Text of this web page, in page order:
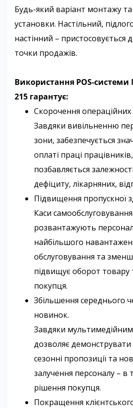
Будь-який варіант монтажу та
установки. Настільний,
настінний – пристосовується
точки продажів.
Використання POS-системи
215 гарантує:
Скорочення операційних
Завдяки вивільненню
зони, забезпечується
оплаті праці
позбавляється
дефіциту, лікарняних,
Підвищення пропускної
Каси
розвантажують
найбільшого
обслуговування та
підвищує оборот товару
покупця.
Збільшення середнього
новинок.
Завдяки
дозволяє демонструвати
сезонні пропозиції та
залучення персоналу – в
рішення покупця.
Покращення